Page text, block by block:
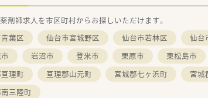
剤師求人を市区町村からお探しいただけます。
葉区
仙台市宮城野区 仙台市若林区 仙台
岩沼市 登米市 栗原市 東松島市
理町
亘理郡山元町 宮城郡七ヶ浜町 宮城
三陸町